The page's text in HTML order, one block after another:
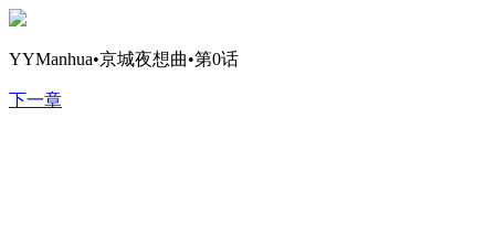
YYManhua•京城夜想曲•第0话
下一章